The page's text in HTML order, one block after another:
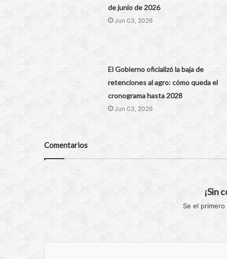
de junio de 2026
Jun 03, 2026
El Gobierno oficializó la baja de
retenciones al agro: cómo queda el
cronograma hasta 2028
Jun 03, 2026
Comentarios
¡Sin
Se el